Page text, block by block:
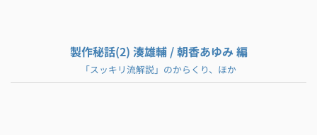
製作秘話(2) 湊雄輔 / 朝香あゆみ 編
「スッキリ流解説」のからくり、ほか